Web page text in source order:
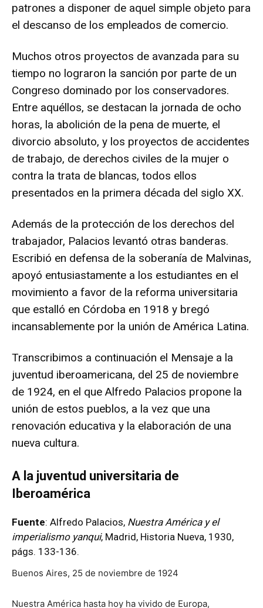
patrones a disponer de aquel simple objeto para
el descanso de los empleados de comercio.
Muchos otros proyectos de avanzada para su
tiempo no lograron la sanción por parte de un
Congreso dominado por los conservadores.
Entre aquéllos, se destacan la jornada de ocho
horas, la abolición de la pena de muerte, el
divorcio absoluto, y los proyectos de accidentes
de trabajo, de derechos civiles de la mujer o
contra la trata de blancas, todos ellos
presentados en la primera década del siglo XX.
Además de la protección de los derechos del
trabajador, Palacios levantó otras banderas.
Escribió en defensa de la soberanía de Malvinas,
apoyó entusiastamente a los estudiantes en el
movimiento a favor de la reforma universitaria
que estalló en Córdoba en 1918 y bregó
incansablemente por la unión de América Latina.
Transcribimos a continuación el Mensaje a la
juventud iberoamericana, del 25 de noviembre
de 1924, en el que Alfredo Palacios propone la
unión de estos pueblos, a la vez que una
renovación educativa y la elaboración de una
nueva cultura.
A la juventud universitaria de
Iberoamérica
Fuente: Alfredo Palacios, Nuestra América y el
imperialismo yanqui, Madrid, Historia Nueva, 1930,
págs. 133-136.
Buenos Aires, 25 de noviembre de 1924
Nuestra América hasta hoy ha vivido de Europa,